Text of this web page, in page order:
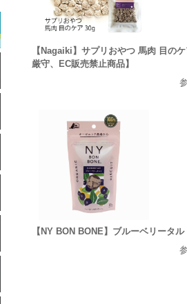
【Nagaiki】サプリおやつ 馬肉 目の
厳守、EC販売禁止商品】
【NY BON BONE】ブルーベリータル